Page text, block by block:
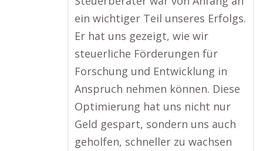
ein wichtiger Teil unseres Erfolgs.
Er hat uns gezeigt, wie wir
steuerliche Förderungen für
Forschung und Entwicklung in
Anspruch nehmen können. Diese
Optimierung hat uns nicht nur
Geld gespart, sondern uns auch
geholfen, schneller zu wachsen